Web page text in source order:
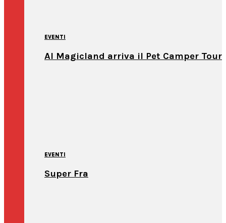
EVENTI
Al Magicland arriva il Pet Camper Tour
EVENTI
Super Fra